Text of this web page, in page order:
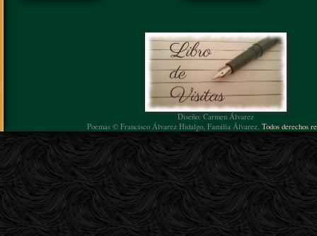
Diseño: Carmen Álvarez
Poemas © Francisco Álvarez Hidalgo, Familia Álvarez. Todos derechos